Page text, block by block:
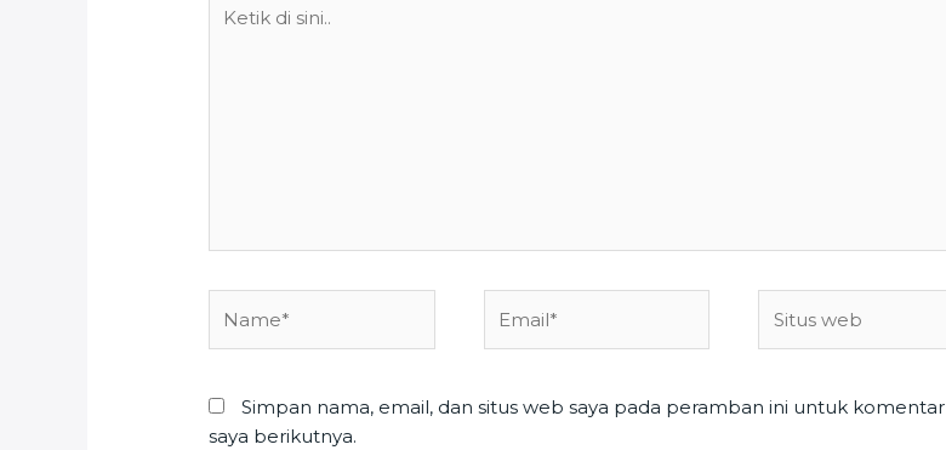
web
Simpan nama, email, dan situs web saya pada peramban ini untuk komentar
saya berikutnya.